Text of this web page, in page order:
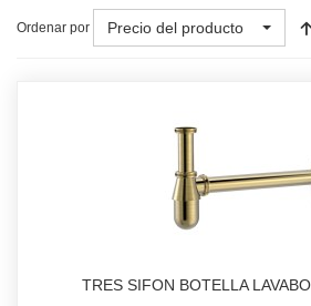
Ordenar por Precio del producto
TRES SIFON BOTELLA